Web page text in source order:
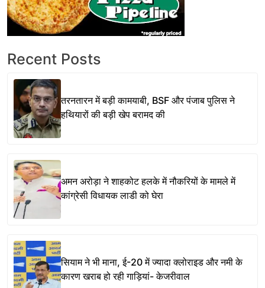
Recent Posts
तरनतारन में बड़ी कामयाबी, BSF और पंजाब पुलिस ने
हथियारों की बड़ी खेप बरामद की
अमन अरोड़ा ने शाहकोट हलके में नौकरियों के मामले में
कांग्रेसी विधायक लाडी को घेरा
सियाम ने भी माना, ई-20 में ज्यादा क्लोराइड और नमी के
कारण खराब हो रही गाड़ियां- केजरीवाल